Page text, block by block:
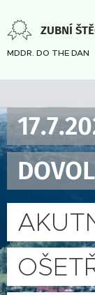
ZUBNÍ
MDDR. DO THE DAN